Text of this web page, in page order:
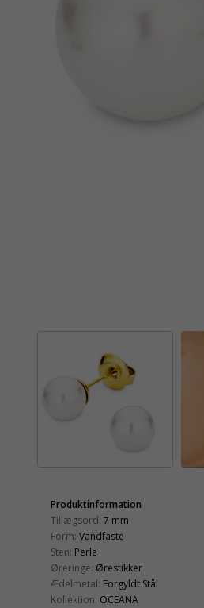
Produktinformation
Tillægsord: 7 mm
Form: Vandfaste
Sten: Perle
Øreringe: Ørestikker
Ædelmetal: Forgyldt Stål
Kollektion: OCEANA